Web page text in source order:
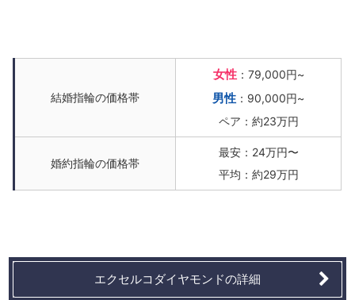
結婚指輪の価格帯
女性：79,000円~
男性 ：90,000円~
ペア：約23万円
婚約指輪の価格帯
最安：24万円〜
平均：約29万円
エクセルコダイヤモンドの詳細